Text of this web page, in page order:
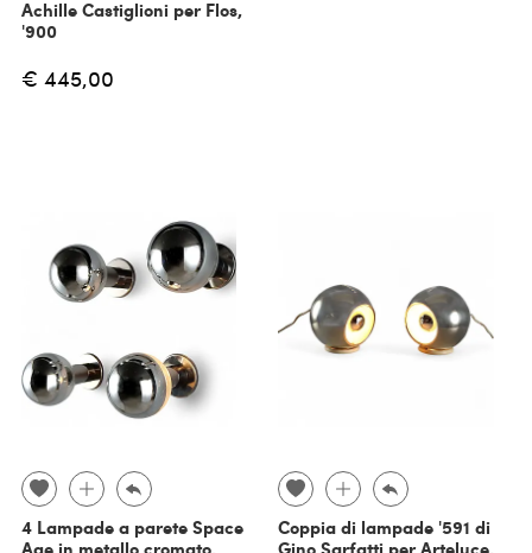
Achille Castiglioni per Flos,
'900
€ 445,00
4 Lampade a parete Space
Age in metallo cromato,
Coppia di lampade '591 di
Gino Sarfatti per Arteluce,